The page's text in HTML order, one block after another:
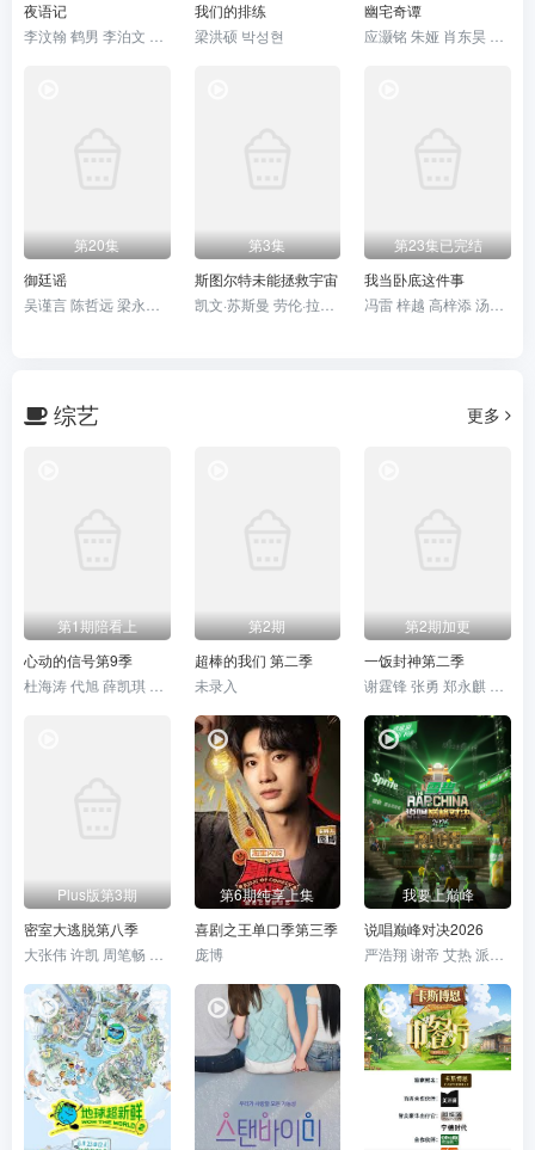
夜语记
我们的排练
梁洪硕 박성현
幽宅奇谭
第20集
御廷谣
第3集
斯图尔特未能拯救宇宙
第23集已完结
我当卧底这件事
综艺 更多
第1期陪看上
心动的信号第9季
第2期
超棒的我们 第二季
未录入
第2期加更
一饭封神第二季
Plus版第3期
密室大逃脱第八季
第6期纯享上集
喜剧之王单口季第三季
庞博
我要上巅峰
说唱巅峰对决2026